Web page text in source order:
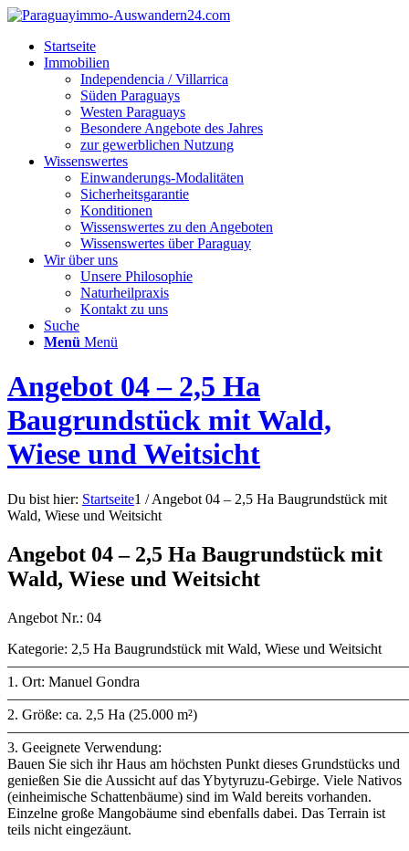
Startseite
Immobilien
Independencia / Villarrica
Süden Paraguays
Westen Paraguays
Besondere Angebote des Jahres
zur gewerblichen Nutzung
Wissenswertes
Einwanderungs-Modalitäten
Sicherheitsgarantie
Konditionen
Wissenswertes zu den Angeboten
Wissenswertes über Paraguay
Wir über uns
Unsere Philosophie
Naturheilpraxis
Kontakt zu uns
Suche
Menü Menü
Angebot 04 – 2,5 Ha
Baugrundstück mit Wald,
Wiese und Weitsicht
Du bist hier: Startseite1 / Angebot 04 – 2,5 Ha Baugrundstück mit
Wald, Wiese und Weitsicht
Angebot 04 – 2,5 Ha Baugrundstück mit
Wald, Wiese und Weitsicht
Angebot Nr.: 04
Kategorie: 2,5 Ha Baugrundstück mit Wald, Wiese und Weitsicht
1. Ort: Manuel Gondra
2. Größe: ca. 2,5 Ha (25.000 m²)
3. Geeignete Verwendung:
Bauen Sie sich ihr Haus am höchsten Punkt dieses Grundstücks und
genießen Sie die Aussicht auf das Ybytyruzu-Gebirge. Viele Nativos
(einheimische Schattenbäume) sind im Wald bereits vorhanden.
Einzelne große Mangobäume sind ebenfalls dabei. Das Terrain ist
teils nicht eingezäunt.